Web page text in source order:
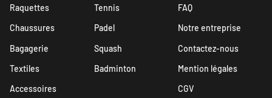
Raquettes
Chaussures
Bagagerie
Textiles
Accessoires
Tennis
Padel
Squash
Badminton
FAQ
Notre entreprise
Contactez-nous
Mention légales
CGV